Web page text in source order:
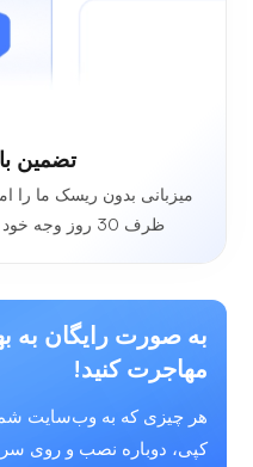
تضمین
میزبانی بدون ریسک ما را
ظرف 30 روز وجه خود را به طور کامل پس بگیرید.
به صورت رایگان به
مهاجرت کنید!
هر چیزی که به وب‌سایت
کپی، دوباره نصب و روی